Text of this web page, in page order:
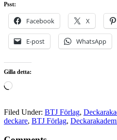
Psst:
Facebook X
E-post WhatsApp
Gilla detta:
Laddar
Filed Under: BTJ Förlag,
deckare, BTJ Förlag,